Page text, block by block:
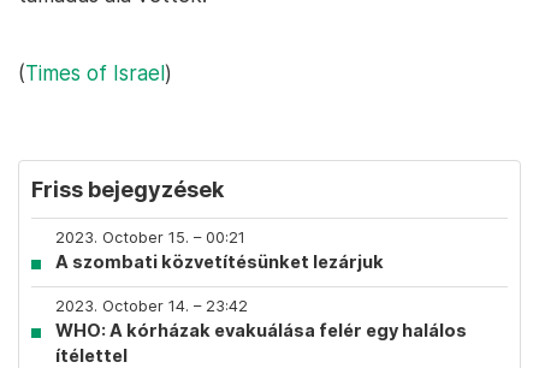
(Times of Israel)
Friss bejegyzések
2023. October 15. – 00:21
A szombati közvetítésünket lezárjuk
2023. October 14. – 23:42
WHO: A kórházak evakuálása felér egy halálos
ítélettel